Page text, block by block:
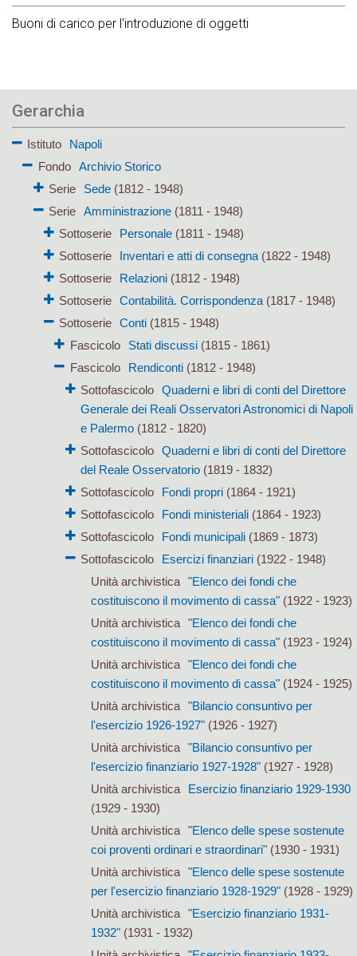
Buoni di carico per l'introduzione di oggetti
Gerarchia
Istituto
Napoli
Fondo
Archivio Storico
Serie
Sede(1812 - 1948)
Serie Amministrazione(1811 - 1948)
Sottoserie
Personale (1811 - 1948)
Sottoserie
Inventari e atti di consegna (1822 - 1948)
Sottoserie
Relazioni (1812 - 1948)
Sottoserie
Contabilità. Corrispondenza (1817 - 1948)
Sottoserie
Conti (1815 - 1948)
Fascicolo
Stati discussi(1815 - 1861)
Fascicolo
Rendiconti(1812 - 1948)
Sottofascicolo Quaderni e libri di conti del Direttore
Generale dei Reali Osservatori Astronomici di Napoli
e Palermo(1812 - 1820)
Sottofascicolo Quaderni e libri di conti del Direttore
del Reale Osservatorio(1819 - 1832)
Sottofascicolo
Fondi propri(1864 - 1921)
Sottofascicolo
Fondi ministeriali(1864 - 1923)
Sottofascicolo
Fondi municipali(1869 - 1873)
Sottofascicolo
Esercizi finanziari(1922 - 1948)
Unità archivistica
"Elenco dei fondi che
costituiscono il movimento di cassa" (1922 - 1923)
Unità archivistica
"Elenco dei fondi che
costituiscono il movimento di cassa" (1923 - 1924)
Unità archivistica
"Elenco dei fondi che
costituiscono il movimento di cassa" (1924 - 1925)
Unità archivistica
"Bilancio consuntivo per
l'esercizio 1926-1927" (1926 - 1927)
Unità archivistica
"Bilancio consuntivo per
l'esercizio finanziario 1927-1928" (1927 - 1928)
Unità archivistica
Esercizio finanziario 1929-1930
(1929 - 1930)
Unità archivistica
"Elenco delle spese sostenute
coi proventi ordinari e straordinari" (1930 - 1931)
Unità archivistica
"Elenco delle spese sostenute
per l'esercizio finanziario 1928-1929" (1928 - 1929)
Unità archivistica
"Esercizio finanziario 1931-
1932" (1931 - 1932)